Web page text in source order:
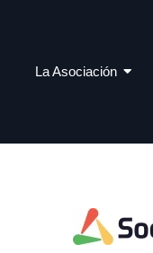
La Asociación